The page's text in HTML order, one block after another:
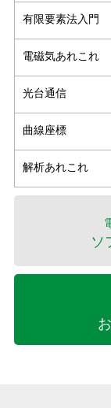
有限要素法入門
電磁気あれこれ
光台通信
曲線座標
解析あれこれ
ソ